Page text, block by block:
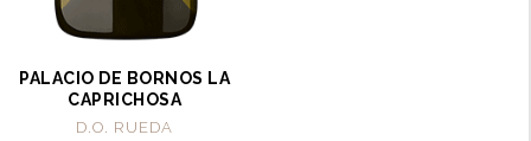
PALACIO DE BORNOS LA
CAPRICHOSA
D.O. RUEDA